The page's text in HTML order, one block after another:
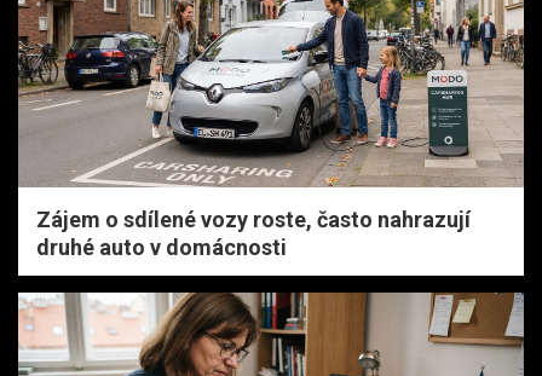
Zájem o sdílené vozy roste, často nahrazují
druhé auto v domácnosti